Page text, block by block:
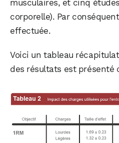
musculaires, et cinq
corporelle). Par
effectuée.
Voici un tableau
des résultats est présenté